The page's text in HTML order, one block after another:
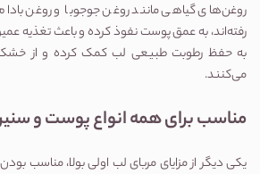
روغن‌های گیاهی مانند روغن جوجوبا و روغن
رفته‌اند، به عمق پوست نفوذ کرده و باعث تغذیه
به حفظ رطوبت طبیعی لب کمک کرده و از
می‌کنند.
مناسب برای همه انواع پوست و
یکی دیگر از مزایای مربای لب اولی بولا، مناسب